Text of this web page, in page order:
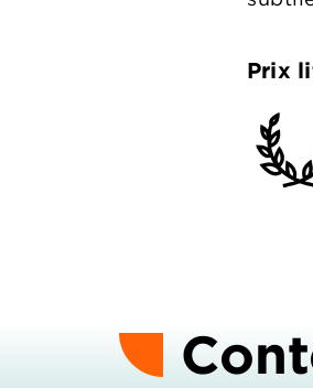
Prix